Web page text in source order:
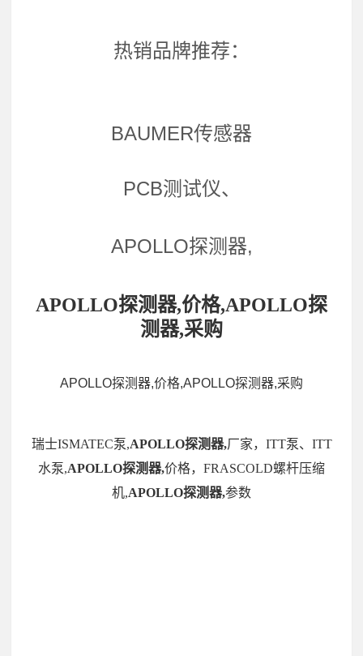
热销品牌推荐：
BAUMER传感器
PCB测试仪、
APOLLO探测器,
APOLLO探测器,价格,APOLLO探
测器,采购
APOLLO探测器,价格,APOLLO探测器,采购
瑞士ISMATEC泵,APOLLO探测器,厂家，ITT泵、ITT
水泵,APOLLO探测器,价格，FRASCOLD螺杆压缩
机,APOLLO探测器,参数